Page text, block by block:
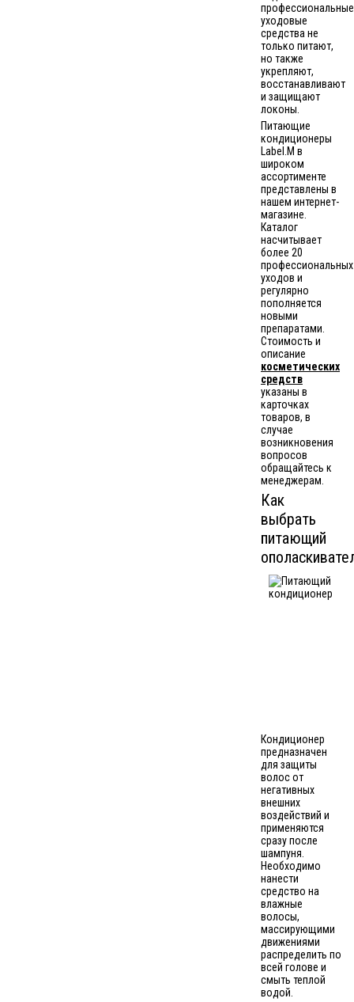
профессиональные
уходовые
средства не
только питают,
но также
укрепляют,
восстанавливают
и защищают
локоны.
Питающие
кондиционеры
Label.M в
широком
ассортименте
представлены в
нашем интернет-
магазине.
Каталог
насчитывает
более 20
профессиональных
уходов и
регулярно
пополняется
новыми
препаратами.
Стоимость и
описание
косметических
средств
указаны в
карточках
товаров, в
случае
возникновения
вопросов
обращайтесь к
менеджерам.
Как
выбрать
питающий
Кондиционер
предназначен
для защиты
волос от
негативных
внешних
воздействий и
применяются
сразу после
шампуня.
Необходимо
нанести
средство на
влажные
волосы,
массирующими
движениями
распределить по
всей голове и
смыть теплой
водой.